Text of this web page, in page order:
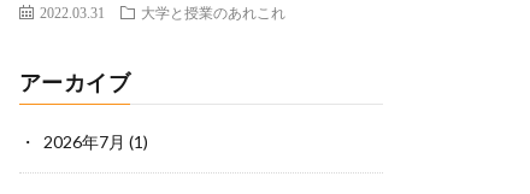
2022.03.31 大学と授業のあれこれ
アーカイブ
2026年7月 (1)